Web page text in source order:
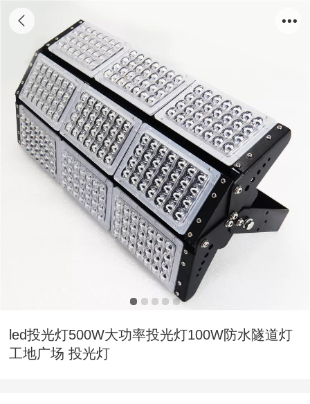
led投光灯500W大功率投光灯100W防水隧道灯
工地广场 投光灯